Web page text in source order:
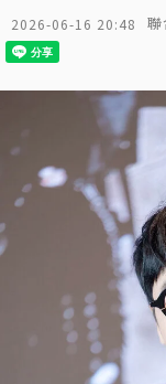
2026-06-16 20:48